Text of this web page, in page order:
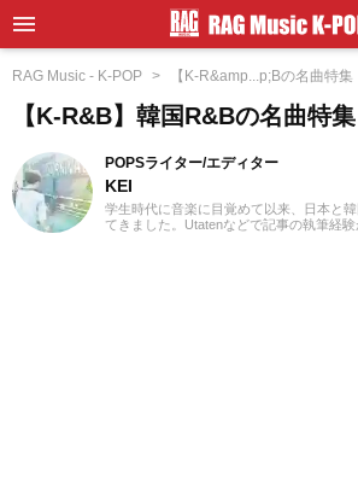
RAG Music - K-POP 【K-R&amp...p;Bの名曲特集
【K-R&B】韓国R&Bの名曲特集
POPSライター/エディター
KEI
学生時代に音楽に目覚めて以来、日本と
てきました。Utatenなどで記事の執筆経